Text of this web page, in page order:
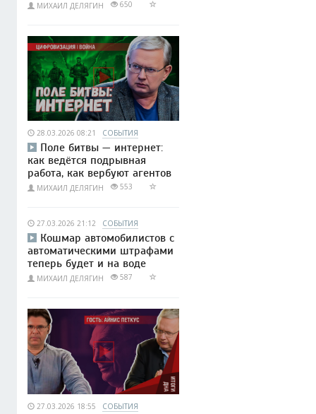
МИХАИЛ ДЕЛЯГИН 650
28.03.2026 08:21 СОБЫТИЯ
Поле битвы — интернет:
как ведётся подрывная
работа, как вербуют агентов
МИХАИЛ ДЕЛЯГИН 553
27.03.2026 21:12 СОБЫТИЯ
Кошмар автомобилистов с
автоматическими штрафами
теперь будет и на воде
МИХАИЛ ДЕЛЯГИН 587
27.03.2026 18:55 СОБЫТИЯ